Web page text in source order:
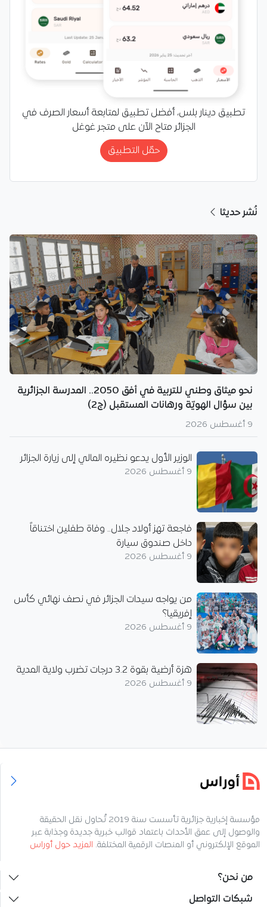
تطبيق دينار بلس، أفضل تطبيق لمتابعة أسعار الصرف في
الجزائر متاح الآن على متجر غوغل
حمّل التطبيق
نُشر حديثا
نحو ميثاق وطني للتربية في أفق 2050.. المدرسة الجزائرية
بين سؤال الهويّة ورهانات المستقبل (ج2)
9 أغسطس 2026
الوزير الأول يدعو نظيره المالي إلى زيارة الجزائر
9 أغسطس 2026
فاجعة تهز أولاد جلال.. وفاة طفلين اختناقاً
داخل صندوق سيارة
9 أغسطس 2026
من يواجه سيدات الجزائر في نصف نهائي كأس
إفريقيا؟
9 أغسطس 2026
هزة أرضية بقوة 3.2 درجات تضرب ولاية المدية
9 أغسطس 2026
مؤسسة إخبارية جزائرية تأسست سنة 2019 تُحاول نقل الحقيقة
والوصول إلى عمق الأحداث باعتماد قوالب خبرية جديدة وجذابة عبر
الموقع الإلكتروني أو المنصات الرقمية المختلفة. المزيد حول أوراس
من نحن؟
شبكات التواصل